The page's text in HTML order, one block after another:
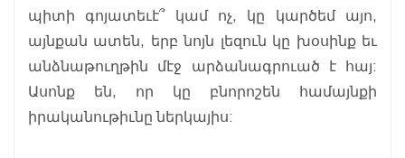
պիտի գոյատեւէ՞ կամ ոչ, կը կարծեմ այո,
այնքան ատեն, երբ նոյն լեզուն կը խօսինք եւ
անձնաթուղթին մէջ արձանագրուած է հայ:
Ասոնք են, որ կը բնորոշեն համայնքի
իրականութիւնը ներկայիս: